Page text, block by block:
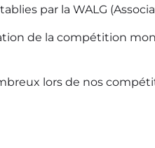
par la WALG
de la compétition
lors de nos